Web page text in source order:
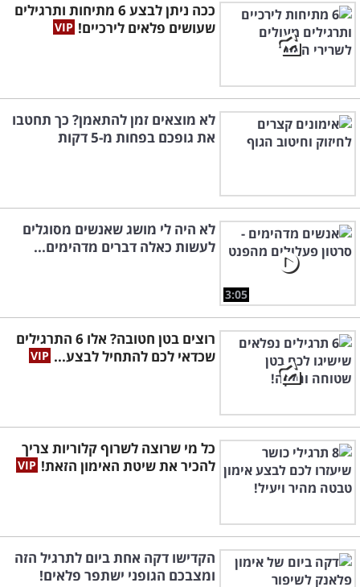
ככה ניתן לבצע 6 מתיחות ותרגילים
שעושים פלאים לירכיים!
לא מוצאים זמן להתאמן? כך תחטבו
את גופכם בפחות מ-5 דקות
3:05
לא היה לי מושג שאנשים מסוגלים
לעשות כאלה דברים מדהימים...
רוצים בטן חטובה? אלו 6 התרגילים
שכדאי לכם להתחיל לבצע...
כל מי שרוצה לשרוף קלוריות צריך
להכיר את שיטת האימון הזאת!
הקדישו דקה אחת ביום לתרגיל הזה
ומצבכם הגופני ישתפר פלאים!